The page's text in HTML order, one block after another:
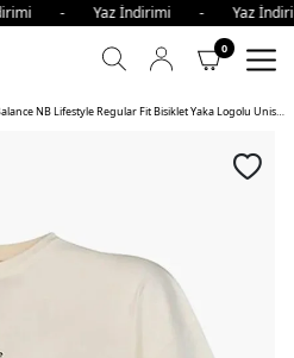
- Yaz İndirimi -
0
New Balance NB Lifestyle Regular Fit Bisiklet Yaka Logolu Unisex T Shirt